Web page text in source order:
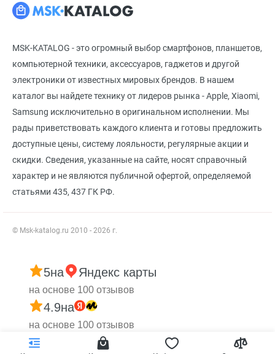
MSK-KATALOG - это огромный выбор смартфонов, планшетов,
компьютерной техники, аксессуаров, гаджетов и другой
электроники от известных мировых брендов. В нашем
каталог вы найдете технику от лидеров рынка - Apple, Xiaomi,
Samsung исключительно в оригинальном исполнении. Мы
рады приветствовать каждого клиента и готовы предложить
доступные цены, систему лояльности, регулярные акции и
скидки. Сведения, указанные на сайте, носят справочный
характер и не являются публичной офертой, определяемой
статьями 435, 437 ГК РФ.
© Msk-katalog.ru 2010 - 2026 г.
5на Яндекс карты
на основе 100 отзывов
4.9на
на основе 100 отзывов